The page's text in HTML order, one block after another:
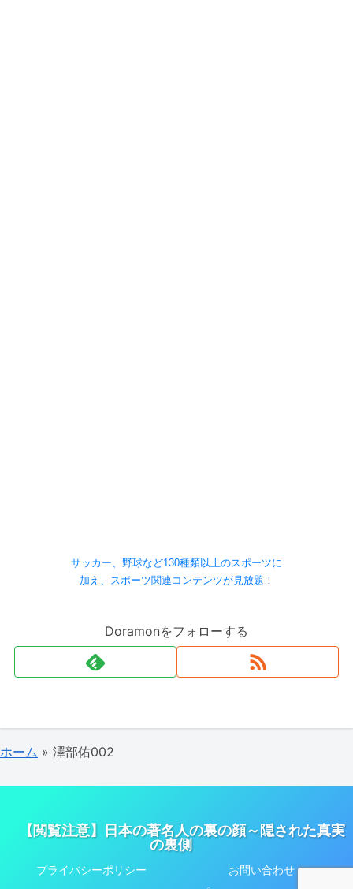
サッカー、野球など130種類以上のスポーツに
加え、スポーツ関連コンテンツが見放題！
Doramonをフォローする
ホーム » 澤部佑002
【閲覧注意】日本の著名人の裏の顔～隠された真実
の裏側
プライバシーポリシー
お問い合わせ